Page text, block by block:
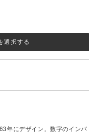
年にデザイン。数字のインパ
選択する